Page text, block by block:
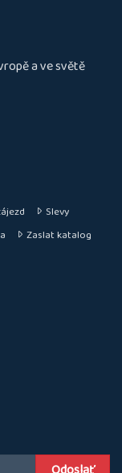
a ve světě
Slevy
Zaslat katalog